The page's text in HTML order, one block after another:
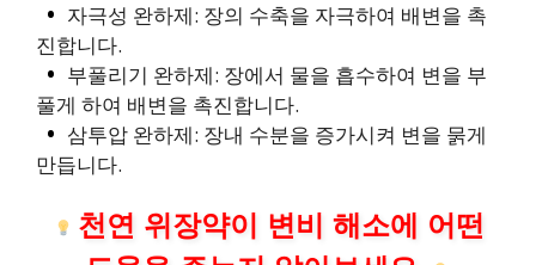
자극성 완하제: 장의 수축을 자극하여 배변을 촉
진합니다.
부풀리기 완하제: 장에서 물을 흡수하여 변을 부
풀게 하여 배변을 촉진합니다.
삼투압 완하제: 장내 수분을 증가시켜 변을 묽게
만듭니다.
천연 위장약이 변비 해소에 어떤